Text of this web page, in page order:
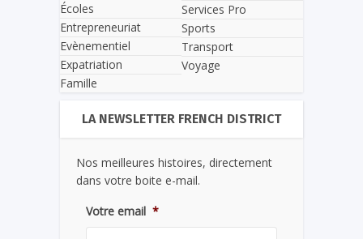
Écoles
Entrepreneuriat
Evènementiel
Expatriation
Famille
Services Pro
Sports
Transport
Voyage
LA NEWSLETTER FRENCH DISTRICT
Nos meilleures histoires, directement
dans votre boite e-mail.
Votre email *